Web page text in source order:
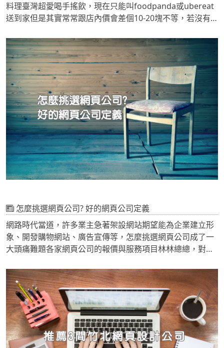
料理臺灣超愛喝手搖飲，現在只能叫foodpanda或ubereat
送到家但是其實常常跟店內價會差個10-20塊不等，若沒有
一個飲料變的成本高了許多。自己煮飲料是在疫情期間很多
人選擇的方式，煮一大鍋一家人一起喝，放在冰箱冰冰涼涼
又省錢，真好~
怎麼挑選網頁公司? 好的網頁公司定義
網路時代當道，許多業主急著架設網站期望能為企業建立形
象、開發購物網站、廣告宣傳等，怎麼挑選網頁公司成了一
大頭痛難題各家網頁公司的報價與服務項目林林總總，對於
道。也不清楚這樣的服務項目、報價、功能配置是否公
道? 這篇文章將會列點式的教你幾招挑選網頁公司的技巧，
讓你在與各家網頁公司過招時，一眼就知道你是個行家。